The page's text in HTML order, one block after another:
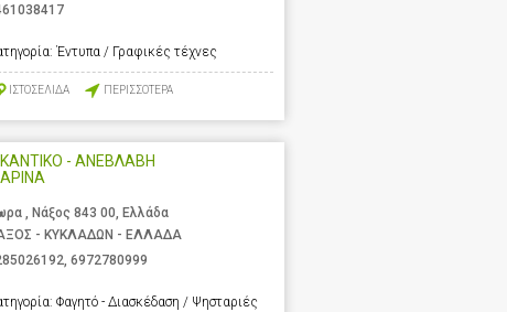
Έντυπα / Γραφικές τέχνες
ΙΣΤΟΣΕΛΙΔΑ ΠΕΡΙΣΣΟΤΕΡΑ
- ΑΝΕΒΛΑΒΗ
, Νάξος 843 00, Ελλάδα
- ΚΥΚΛΑΔΩΝ - ΕΛΛΑΔΑ
, 6972780999
Φαγητό - Διασκέδαση / Ψησταριές